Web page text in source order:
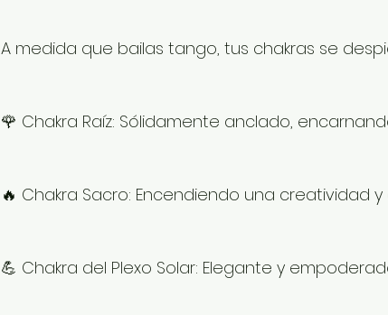
A medida que bailas tango, tus chakras se
🌹 Chakra Raíz: Sólidamente anclado,
🔥 Chakra Sacro: Encendiendo una creatividad
💪 Chakra del Plexo Solar: Elegante y